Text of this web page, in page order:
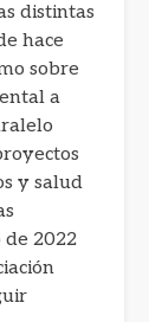
distintas
hace
sobre
a
y salud
de 2022